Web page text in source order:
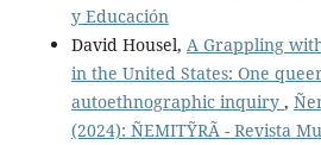
y Educación
David Housel, A Grappling
in the United States: One
autoethnographic inquiry ,
(2024): ÑEMITỸRÃ - Revista